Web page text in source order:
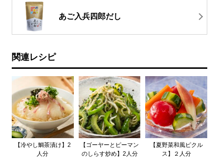
あご入兵四郎だし
関連レシピ
【冷やし鯛茶漬け】2
人分
【ゴーヤーとピーマン
のしらす炒め】2人分
【夏野菜和風ピクル
ス】２人分